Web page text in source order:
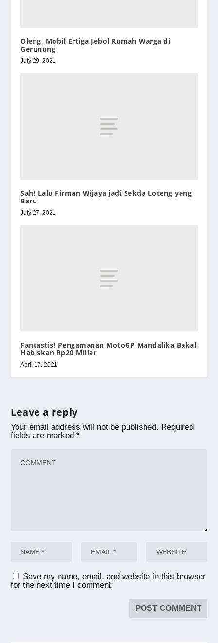
Oleng, Mobil Ertiga Jebol Rumah Warga di
Gerunung
July 29, 2021
Sah! Lalu Firman Wijaya jadi Sekda Loteng yang
Baru
July 27, 2021
Fantastis! Pengamanan MotoGP Mandalika Bakal
Habiskan Rp20 Miliar
April 17, 2021
Leave a reply
Your email address will not be published. Required
fields are marked*
Save my name, email, and website in this browser
for the next time I comment.